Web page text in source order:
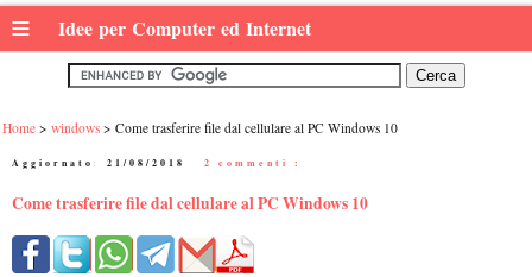
≡ Idee per Computer ed Internet
Home windows Come trasferire file dal cellulare al PC Windows 10
Aggiornato: 21/08/2018 2 commenti :
Come trasferire file dal cellulare al PC Windows 10